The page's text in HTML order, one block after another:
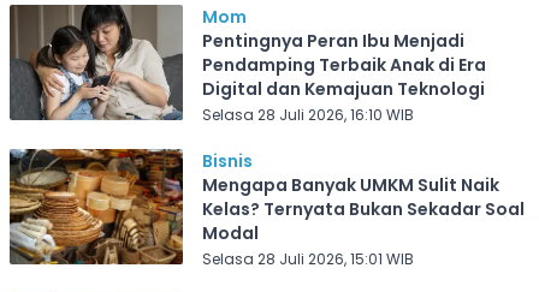
Mom
Pentingnya Peran Ibu Menjadi
Pendamping Terbaik Anak di Era
Digital dan Kemajuan Teknologi
Selasa 28 Juli 2026, 16:10 WIB
Bisnis
Mengapa Banyak UMKM Sulit Naik
Kelas? Ternyata Bukan Sekadar Soal
Modal
Selasa 28 Juli 2026, 15:01 WIB